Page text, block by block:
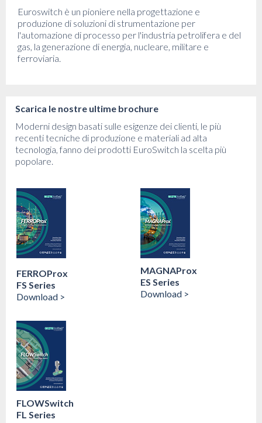
Euroswitch è un pioniere nella progettazione e
produzione di soluzioni di strumentazione per
l'automazione di processo per l'industria petrolifera e del
gas, la generazione di energia, nucleare, militare e
ferroviaria.
Scarica le nostre ultime brochure
Moderni design basati sulle esigenze dei clienti, le più
recenti tecniche di produzione e materiali ad alta
tecnologia, fanno dei prodotti EuroSwitch la scelta più
popolare.
FERROProx
FS Series
Download >
MAGNAProx
ES Series
Download >
FLOWSwitch
FL Series